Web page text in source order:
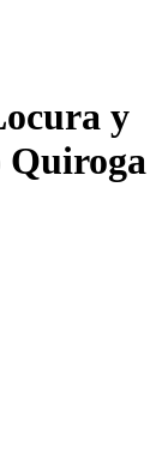
y
Quiroga